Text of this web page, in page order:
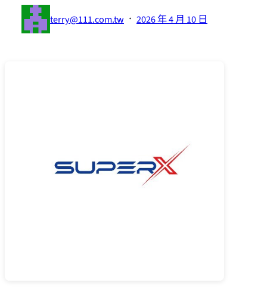
terry@111.com.tw · 2026 年 4 月 10 日